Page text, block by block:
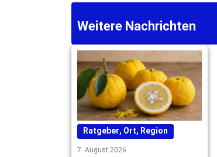
Weitere Nachrichten
Ratgeber, Ort, Region
7. August 2026